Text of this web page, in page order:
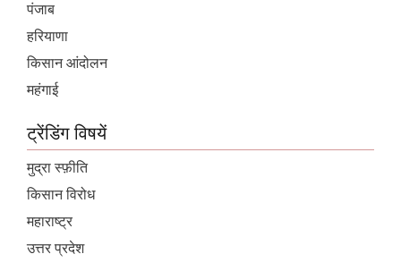
पंजाब
हरियाणा
किसान आंदोलन
महंगाई
ट्रेंडिंग विषयें
मुद्रा स्फ़ीति
किसान विरोध
महाराष्ट्र
उत्तर प्रदेश